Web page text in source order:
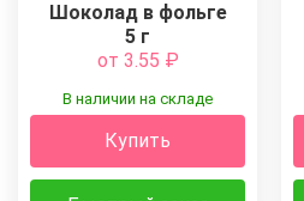
Шоколад в фольге
5 г
от 3.55 ₽
В наличии на складе
Купить